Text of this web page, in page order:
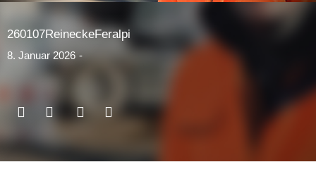
260107ReineckeFeralpi
8. Januar 2026 -